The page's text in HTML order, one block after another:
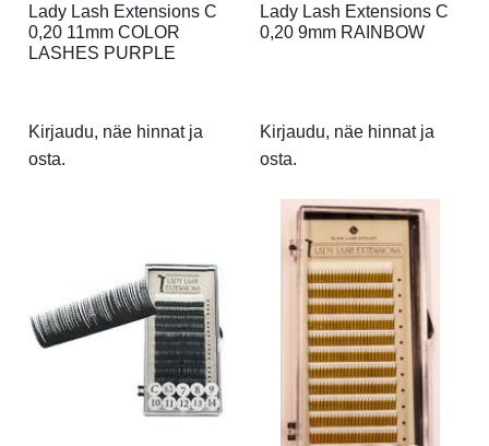
Lady Lash Extensions C
0,20 11mm COLOR
LASHES PURPLE
Kirjaudu, näe hinnat ja
osta.
Lady Lash Extensions C
0,20 9mm RAINBOW
Kirjaudu, näe hinnat ja
osta.